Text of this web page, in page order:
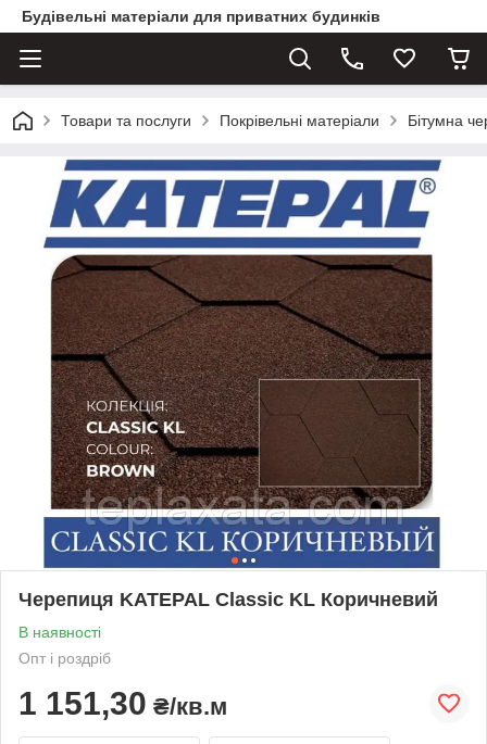
Будівельні матеріали для приватних будинків
Товари та послуги Покрівельні матеріали Бітумна
Черепиця KATEPAL Classic KL Коричневий
В наявності
Опт і роздріб
1 151,30 ₴/кв.м